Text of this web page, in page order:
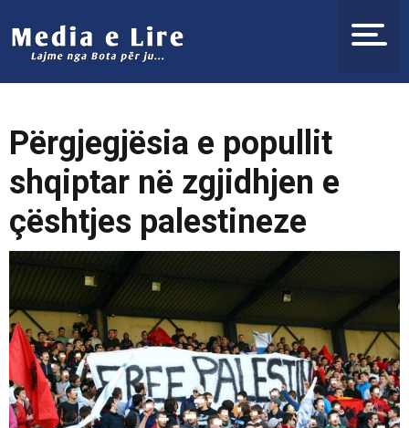
Përgjegjësia e popullit
shqiptar në zgjidhjen e
çështjes palestineze